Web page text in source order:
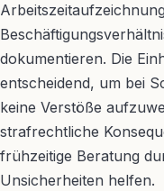
dokumentieren. Die
entscheidend, um bei
keine Verstöße
strafrechtliche
frühzeitige Beratung
Unsicherheiten helfen.